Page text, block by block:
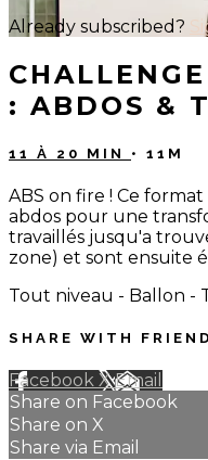
Already subscribed?
: ABDOS &
11 À 20 MIN • 11M
ABS on fire ! Ce
abdos pour une
travaillés jusqu'a
zone) et sont ensuite
Tout niveau - Ballon -
SHARE WITH
Facebook XEmail
Share on Facebook
Share on X
Share via Email